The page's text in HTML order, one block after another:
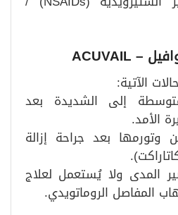
– ACUVAIL
الآتية:
إلى الشديدة بعد
الأمد.
وتورمها بعد جراحة إزالة
المدى ولا يُستعمل لعلاج
المفاصل الروماتويدي.